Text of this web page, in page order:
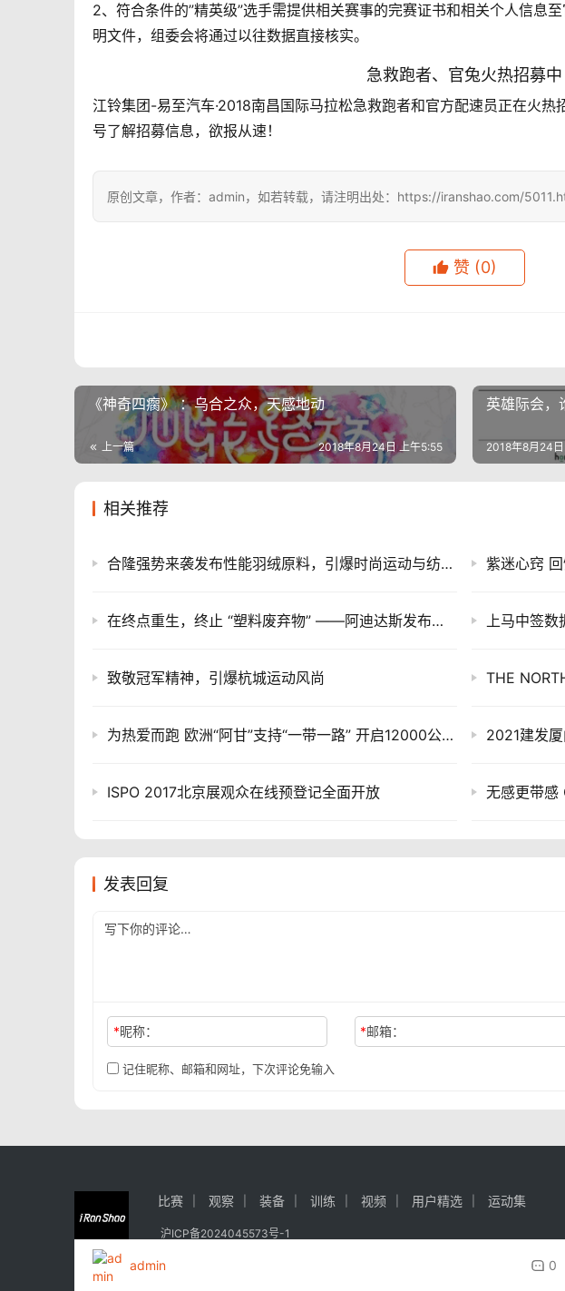
2、符合条件的”精英级”选手需提供相关赛事的完赛证书和相关个人信息
明文件，组委会将通过以往数据直接核实。
急救跑者、官兔火热招募中
江铃集团-易至汽车·2018南昌国际马拉松急救跑者和官方配速员正在火热
号了解招募信息，欲报从速！
原创文章，作者：admin，如若转载，请注明出处：https://iranshao.com/
赞 (0)
admin 0
《神奇四瘸》 ：乌合之众，天感地动
上一篇 2018年8月24日 上午5:55
英雄际会，
2018年8月24
相关推荐
合隆强势来袭发布性能羽绒原料，引爆时尚运动与纺织用品业界新话题！
在终点重生，终止 “塑料废弃物” ——阿迪达斯发布可循环跑鞋第三代产品 ULTRABOOST DNA LOOP 上马中签数
致敬冠军精神，引爆杭城运动风尚
为热爱而跑 欧洲“阿甘”支持“一带一路” 开启12000公里丝绸之路极限跑 中国体育品牌361°提供全程专业运动装备支持
ISPO 2017北京展观众在线预登记全面开放 无感更带感
发表回复
*昵称： *邮箱：
记住昵称、邮箱和网址，下次评论免输入
比赛 观察 装备 训练 视频 用户精选 运动集
沪ICP备2024045573号-1